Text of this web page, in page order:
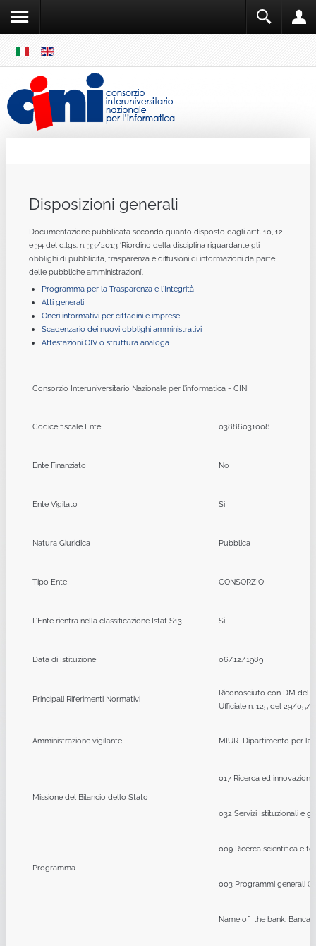
MENU
Disposizioni generali
Documentazione pubblicata secondo quanto disposto dagli artt. 10, 12
e 34 del d.lgs. n. 33/2013 ‘Riordino della disciplina riguardante gli
obblighi di pubblicità, trasparenza e diffusioni di informazioni da parte
delle pubbliche amministrazioni’.
Programma per la Trasparenza e l'Integrità
Atti generali
Oneri informativi per cittadini e imprese
Scadenzario dei nuovi obblighi amministrativi
Attestazioni OIV o struttura analoga
Consorzio Interuniversitario Nazionale per l’informatica - CINI
Codice fiscale Ente 03886031008
Ente Finanziato No
Ente Vigilato Sì
Natura Giuridica Pubblica
Tipo Ente CONSORZIO
L'Ente rientra nella classificazione Istat S13 Sì
Data di Istituzione 06/12/1989
Principali Riferimenti Normativi
Riconosciuto con DM del
Ufficiale n. 125 del 29/05/
Amministrazione vigilante MIUR Dipartimento per la
Missione del Bilancio dello Stato
017 Ricerca ed
032 Servizi Istituzionali e
Programma
009 Ricerca scientifica e
003 Programmi generali
Name of the bank: Banca